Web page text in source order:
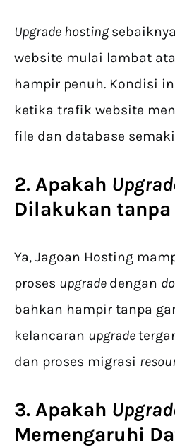
Upgrade hosting
website mulai lambat
hampir penuh. Kondisi
ketika trafik website
file dan database
2. Apakah
Dilakukan tanpa
Ya, Jagoan Hosting
proses upgrade dengan
bahkan hampir tanpa
kelancaran upgrade
dan proses migrasi
3. Apakah
Memengaruhi